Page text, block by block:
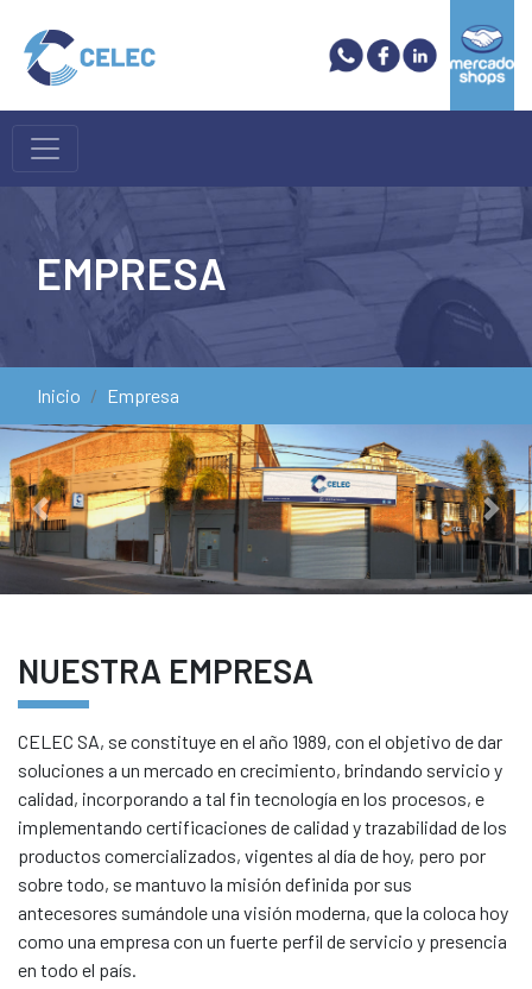
EMPRESA
Inicio Empresa
Previous Next
NUESTRA EMPRESA
CELEC SA, se constituye en el año 1989, con el objetivo de dar
soluciones a un mercado en crecimiento, brindando servicio y
calidad, incorporando a tal fin tecnología en los procesos, e
implementando certificaciones de calidad y trazabilidad de los
productos comercializados, vigentes al día de hoy, pero por
sobre todo, se mantuvo la misión definida por sus
antecesores sumándole una visión moderna, que la coloca hoy
como una empresa con un fuerte perfil de servicio y presencia
en todo el país.